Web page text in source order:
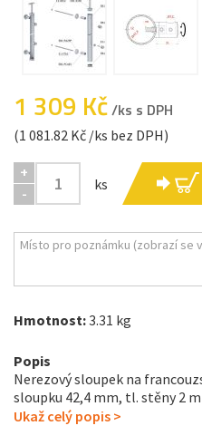
1 309 Kč/ks s DPH
(1 081.82 Kč /ks bez DPH)
+
-
ks
Hmotnost:3.31 kg
Popis
Nerezový sloupek na
sloupku 42,4 mm, tl. stěny 2
Ukaž celý popis >